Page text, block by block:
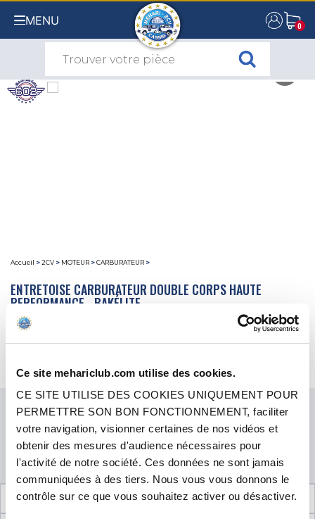
Ce site mehariclub.com utilise des cookies.
CE SITE UTILISE DES COOKIES UNIQUEMENT POUR
PERMETTRE SON BON FONCTIONNEMENT, faciliter
votre navigation, visionner certaines de nos vidéos et
obtenir des mesures d'audience nécessaires pour
l'activité de notre société. Ces données ne sont jamais
communiquées à des tiers. Nous vous vous donnons le
contrôle sur ce que vous souhaitez activer ou désactiver.
MENU 0
0
Accueil >2CV > MOTEUR >CARBURATEUR >
ENTRETOISE CARBURATEUR DOUBLE CORPS HAUTE
PERFORMANCE - BAKÉLITE
Réf. : 1011212
phénomène de percolation en améliorant le démarrag...+ d'infos
Prix
QUANTITÉ
AJOUTER AU PANIER
INFORMATIONS TECHNIQUES